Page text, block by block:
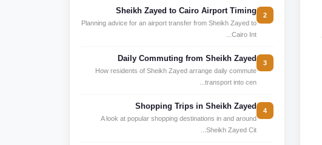
2
Sheikh Zayed to Cairo Airport Timing
Planning advice for an airport transfer from Sheikh Zayed to
Cairo Int...
3
Daily Commuting from Sheikh Zayed
How residents of Sheikh Zayed arrange daily commute
transport into cen...
4
Shopping Trips in Sheikh Zayed
A look at popular shopping destinations in and around
Sheikh Zayed Cit...